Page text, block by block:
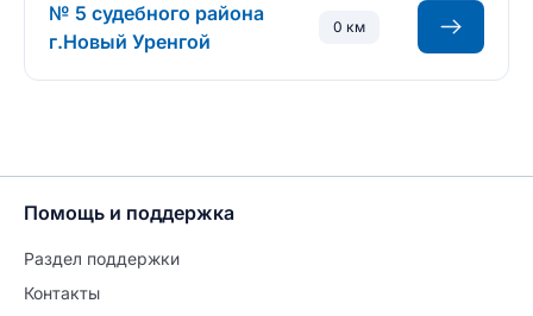
№ 5 судебного района
г.Новый Уренгой
0 км
Помощь и поддержка
Раздел поддержки
Контакты